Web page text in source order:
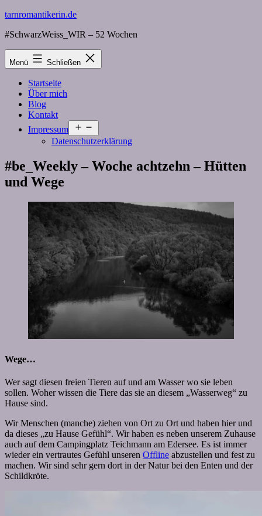
Zum
springen
tarnromantikerin.de
#SchwarzWeiss_WIR – 52 Wochen
Menü Schließen
Startseite
Über mich
Blog
Kontakt
Impressum
öffnen
Datenschutzerklärung
#be_Weekly – Woche achtzehn – Hütten
und Wege
Wege…
Wer sagt diesen freien Tieren auf und am Wasser wo sie leben
sollen. Woher wissen die Tiere das sie an diesem „Wasserweg“ zu
Hause sind.
Wir Menschen (manche) ziehen von Ort zu Ort und haben hier und
da dieses „zu Hause Gefühl“. Wir haben es neben unserem Zuhause
auch auf dem Campingplatz Teichmann am Edersee. Es ist immer
wieder ein vertrautes Gefühl unseren Offline abzustellen und fest zu
machen. Wir sind sehr gern dort in der Natur bei den Enten und der
Schildkröte.